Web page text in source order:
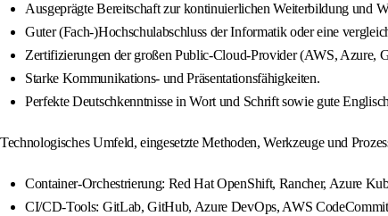
Ausgeprägte Bereitschaft zur kontinuierlichen Weiterbildung und
Guter (Fach-)Hochschulabschluss der Informatik oder eine
Zertifizierungen der großen Public-Cloud-Provider (AWS, Azure,
Starke Kommunikations- und Präsentationsfähigkeiten.
Perfekte Deutschkenntnisse in Wort und Schrift sowie gute
Technologisches Umfeld, eingesetzte Methoden, Werkzeuge und
Container-Orchestrierung: Red Hat OpenShift, Rancher, Azure
CI/CD-Tools: GitLab, GitHub, Azure DevOps, AWS